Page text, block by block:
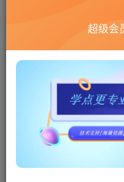
联网教程： 内附教程
单机教程： 内附教程
不懂的话联系客服！！！
僵尸生存是一款第一
像素世界中想尽一切方法
作手感，在像素世界中生
超级会